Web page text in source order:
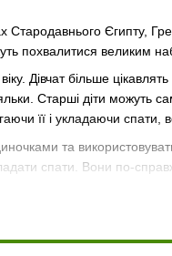
Стародавнього Єгипту,
похвалитися великим
Дівчат більше
Старші діти можуть
її і укладаючи спати,
та
спати. Вони по-